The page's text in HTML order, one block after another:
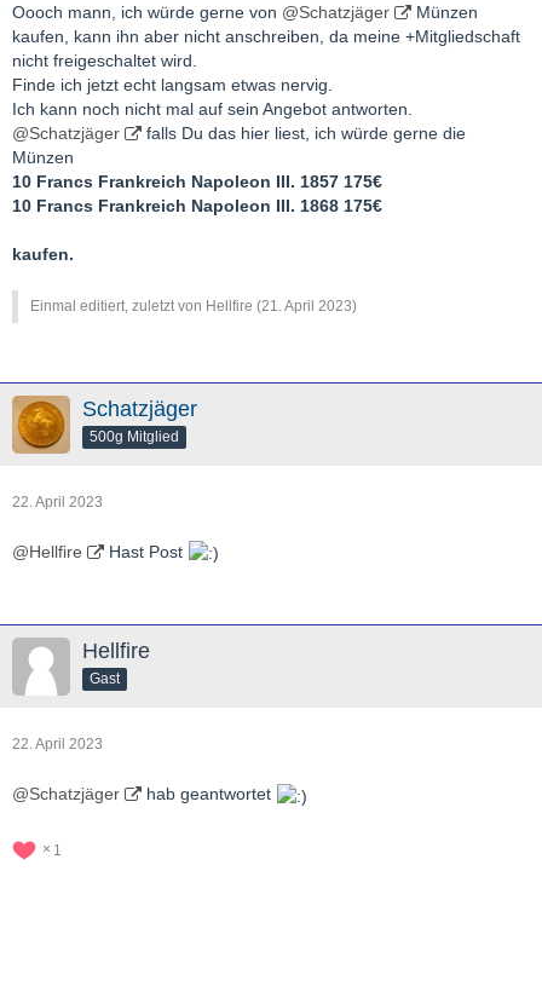
Oooch mann, ich würde gerne von @Schatzjäger
Münzen
kaufen, kann ihn aber nicht anschreiben, da meine +Mitgliedschaft
nicht freigeschaltet wird.
Finde ich jetzt echt langsam etwas nervig.
Ich kann noch nicht mal auf sein Angebot antworten.
@Schatzjäger
falls Du das hier liest, ich würde gerne die
Münzen
10 Francs Frankreich Napoleon III. 1857 175€
10 Francs Frankreich Napoleon III. 1868 175€
kaufen.
Einmal editiert, zuletzt von Hellfire (21. April 2023)
Schatzjäger
500g Mitglied
22. April 2023
@Hellfire Hast Post
Hellfire
Gast
22. April 2023
@Schatzjäger hab geantwortet
1